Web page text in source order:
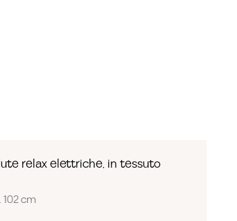
relax elettriche, in tessuto
102 cm